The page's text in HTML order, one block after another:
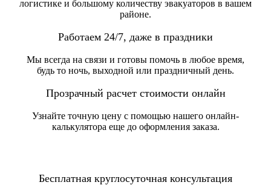
логистике и большому количеству эвакуаторов в вашем
районе.
Работаем 24/7, даже в праздники
Мы всегда на связи и готовы помочь в любое время,
будь то ночь, выходной или праздничный день.
Прозрачный расчет стоимости онлайн
Узнайте точную цену с помощью нашего онлайн-
калькулятора еще до оформления заказа.
Бесплатная круглосуточная консультация